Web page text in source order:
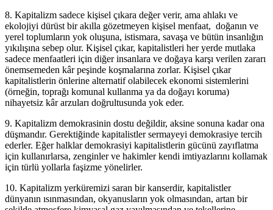
8. Kapitalizm sadece kişisel çıkara değer verir, ama ahlakı ve
ekolojiyi dürüst bir akılla gözetmeyen kişisel menfaat, doğanın ve
yerel toplumların yok oluşuna, istismara, savaşa ve bütün insanlığın
yıkılışına sebep olur. Kişisel çıkar, kapitalistleri her yerde mutlaka
sadece menfaatleri için diğer insanlara ve doğaya karşı verilen zararı
önemsemeden kâr peşinde koşmalarına zorlar. Kişisel çıkar
kapitalistlerin önlerine alternatif olabilecek ekonomi sistemlerini
(örneğin, toprağı komunal kullanma ya da doğayı koruma)
nihayetsiz kâr arzuları doğrultusunda yok eder.
9. Kapitalizm demokrasinin dostu değildir, aksine sonuna kadar ona
düşmandır. Gerektiğinde kapitalistler sermayeyi demokrasiye tercih
ederler. Eğer halklar demokrasiyi kapitalistlerin gücünü zayıflatma
için kullanırlarsa, zenginler ve hakimler kendi imtiyazlarını kollamak
için türlü yollarla faşizme yönelirler.
10. Kapitalizm yerküremizi saran bir kanserdir, kapitalistler
dünyanın ısınmasından, okyanusların yok olmasından, artan bir